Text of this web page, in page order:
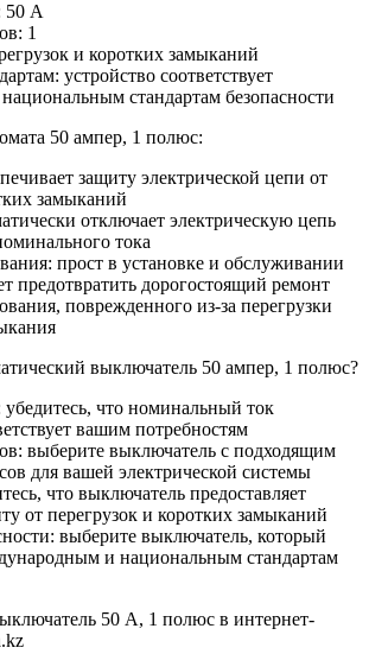
50 А
1
и коротких замыканий
устройство соответствует
стандартам безопасности
50 ампер, 1 полюс:
защиту электрической цепи от
замыканий
отключает электрическую цепь
тока
прост в установке и обслуживании
предотвратить дорогостоящий ремонт
поврежденного из-за перегрузки
выключатель 50 ампер, 1 полюс?
что номинальный ток
вашим потребностям
выберите выключатель с подходящим
для вашей электрической системы
что выключатель предоставляет
от перегрузок и коротких замыканий
выберите выключатель, который
и национальным стандартам
50 А, 1 полюс в интернет-